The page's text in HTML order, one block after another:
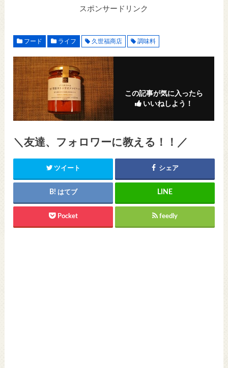
スポンサードリンク
フード ライフ 久世福商店 調味料
この記事が気に入ったら
いいねしよう！
＼友達、フォロワーに教える！！／
ツイート シェア
はてブ
Pocket feedly